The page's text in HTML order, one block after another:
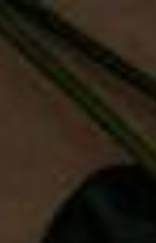
Panneau de gestion des cookies